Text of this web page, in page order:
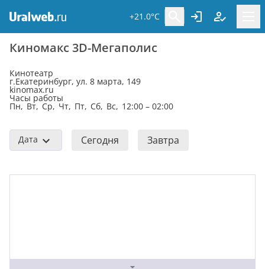
+21.0°C
Киномакс 3D-Мегаполис
Кинотеатр
г.Екатеринбург, ул. 8 марта, 149
kinomax.ru
Часы работы
Пн, Вт, Ср, Чт, Пт, Сб, Вс, 12:00 – 02:00
Дата Сегодня Завтра